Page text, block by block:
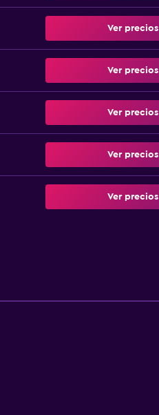
Ver precios
Ver precios
Ver precios
Ver precios
Ver precios